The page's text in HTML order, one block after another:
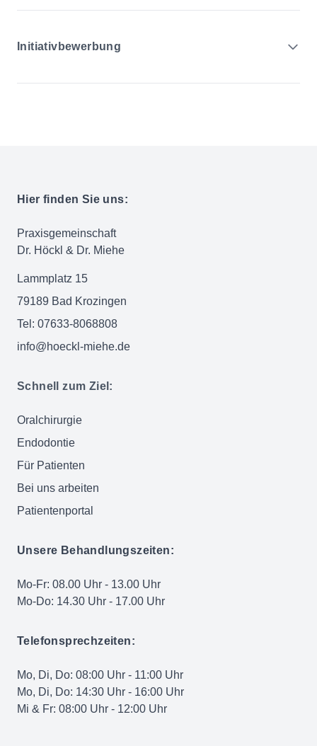
Initiativbewerbung
Hier finden Sie uns:
Praxisgemeinschaft
Dr. Höckl & Dr. Miehe
Lammplatz 15
79189 Bad Krozingen
Tel: 07633-8068808
info@hoeckl-miehe.de
Schnell zum Ziel:
Oralchirurgie
Endodontie
Für Patienten
Bei uns arbeiten
Patientenportal
Unsere Behandlungszeiten:
Mo-Fr: 08.00 Uhr - 13.00 Uhr
Mo-Do: 14.30 Uhr - 17.00 Uhr
Telefonsprechzeiten:
Mo, Di, Do: 08:00 Uhr - 11:00 Uhr
Mo, Di, Do: 14:30 Uhr - 16:00 Uhr
Mi & Fr: 08:00 Uhr - 12:00 Uhr